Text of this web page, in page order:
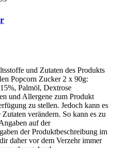
und Zutaten des Produkts
Popcorn Zucker 2 x 90g:
Palmöl, Dextrose
und Allergene zum Produkt
zu stellen. Jedoch kann es
verändern. So kann es zu
auf der
der Produktbeschreibung im
daher vor dem Verzehr immer